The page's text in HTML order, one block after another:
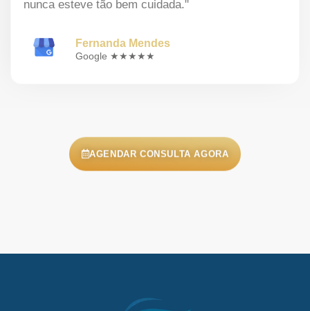
nunca esteve tão bem cuidada."
Fernanda Mendes
Google ★★★★★
AGENDAR CONSULTA AGORA